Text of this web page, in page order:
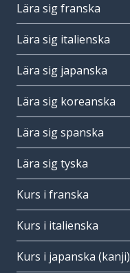
Lära sig franska
Lära sig italienska
Lära sig japanska
Lära sig koreanska
Lära sig spanska
Lära sig tyska
Kurs i franska
Kurs i italienska
Kurs i japanska (kanji)